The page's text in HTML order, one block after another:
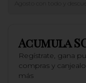
Agosto con todo y
Acumula
Regístrate, gana
compras y
más